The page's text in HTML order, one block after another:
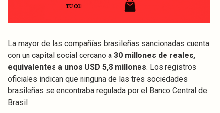
La mayor de las compañías brasileñas sancionadas cuenta
con un capital social cercano a 30 millones de reales,
equivalentes a unos USD 5,8 millones. Los registros
oficiales indican que ninguna de las tres sociedades
brasileñas se encontraba regulada por el Banco Central de
Brasil.